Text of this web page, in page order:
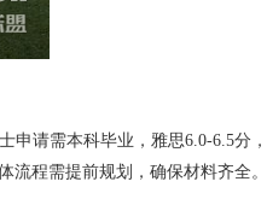
请需本科毕业，雅思6.0-6.5分
程需提前规划，确保材料齐全。